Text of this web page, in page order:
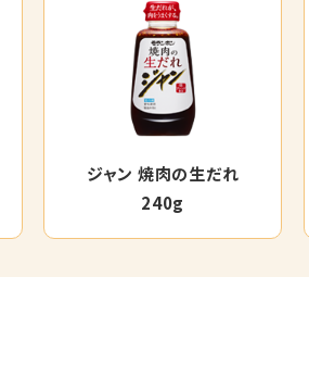
ジャン 焼肉の生だれ
240g